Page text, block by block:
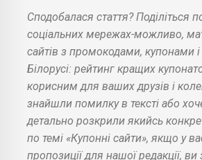
Сподобалася стаття? Поділіться
соціальних мережах-можливо,
сайтів з промокодами, купонами
Білорусі: рейтинг кращих
корисним для ваших друзів і
знайшли помилку в тексті або
детально розкрили якийсь
по темі «Купонні сайти», якщо у
пропозиції для нашої редакції,